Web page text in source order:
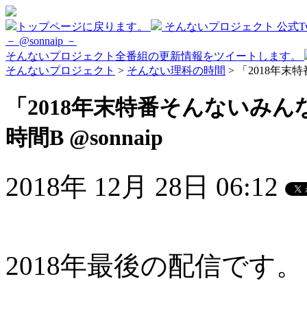
トップページに戻ります。
そんないプロジェクト 公式
－ @sonnaip －
そんないプロジェクト全番組の更新情報をツイートします。
そんないプロジェクト > そんない理科の時間 > 「2018年末
「2018年末特番そんないみ
時間B @sonnaip
2018年 12月 28日 06:12
2018年最後の配信です。